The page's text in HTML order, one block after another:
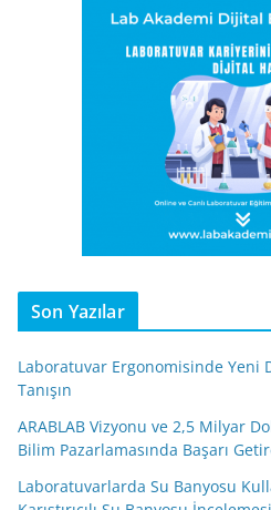
Son Yazılar
Laboratuvar Ergonomisinde Yeni
Tanışın
ARABLAB Vizyonu ve 2,5 Milyar
Bilim Pazarlamasında Başarı
Laboratuvarlarda Su Banyosu